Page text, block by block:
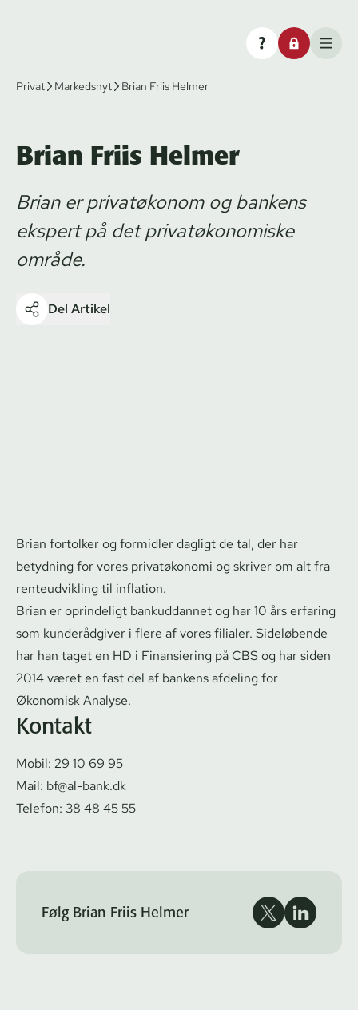
Privat Markedsnyt Brian Friis Helmer
Brian Friis Helmer
Brian er privatøkonom og bankens
ekspert på det privatøkonomiske
område.
Del Artikel
Brian fortolker og formidler dagligt de tal, der har
betydning for vores privatøkonomi og skriver om alt fra
renteudvikling til inflation.
Brian er oprindeligt bankuddannet og har 10 års erfaring
som kunderådgiver i flere af vores filialer. Sideløbende
har han taget en HD i Finansiering på CBS og har siden
2014 været en fast del af bankens afdeling for
Økonomisk Analyse.
Kontakt
Mobil: 29 10 69 95
Mail: bf@al-bank.dk
Telefon: 38 48 45 55
Følg Brian Friis Helmer